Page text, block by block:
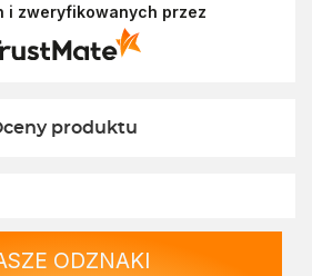
Z pozdrowieniami, Zespół
i zweryfikowanych przez
produktu
ODZNAKI